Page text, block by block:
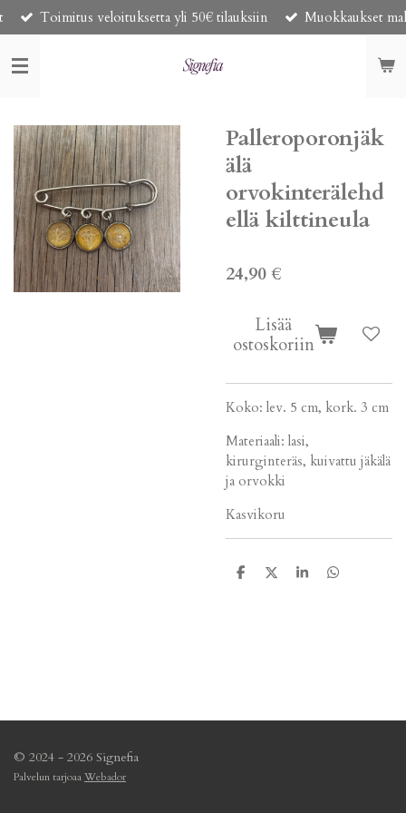
Siirry
pääsisältöön
Toimitus veloituksetta yli 50€ tilauksiin Muokkaukset
Palleroporonjäk
älä
orvokinterälehd
ellä kilttineula
24,90 €
Lisää
ostoskoriin
Koko: lev. 5 cm, kork. 3 cm
Materiaali: lasi,
kirurginteräs, kuivattu jäkälä
ja orvokki
Kasvikoru
J
J
J
J
© 2024 - 2026 Signefia
Palvelun tarjoaaWebador